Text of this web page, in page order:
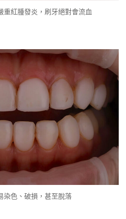
重紅腫發炎，刷牙絕對會流血
染色、破損，甚至脫落